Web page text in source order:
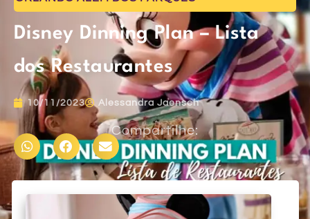
Disney Dinning Plan – Lista
dos Restaurantes
10/11/2023 Alessandra Jaensch
Compartilhe: